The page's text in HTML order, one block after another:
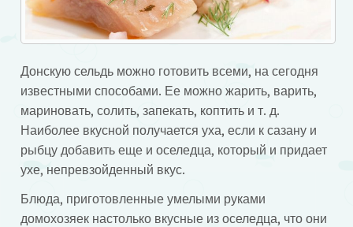
Донскую сельдь можно готовить всеми, на сегодня
известными способами. Ее можно жарить, варить,
мариновать, солить, запекать, коптить и т. д.
Наиболее вкусной получается уха, если к сазану и
рыбцу добавить еще и оселедца, который и придает
ухе, непревзойденный вкус.
Блюда, приготовленные умелыми руками
домохозяек настолько вкусные из оселедца, что они